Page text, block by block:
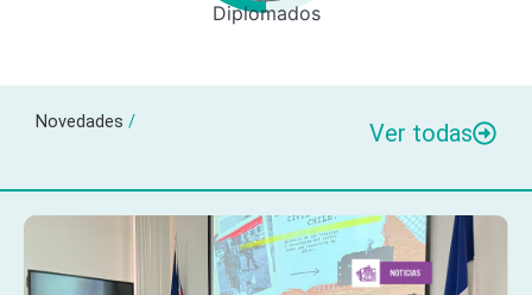
Diplomados
Novedades / Ver todas